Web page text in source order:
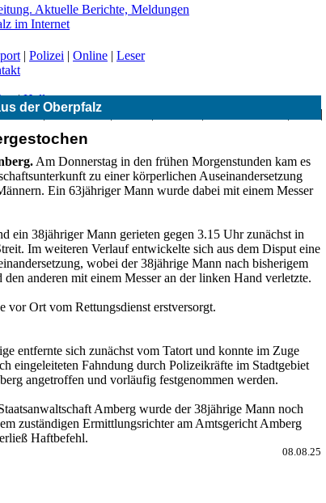
der Oberpfalz
Am Donnerstag in den frühen Morgenstunden kam es
zu einer körperlichen Auseinandersetzung
Ein 63jähriger Mann wurde dabei mit einem Messer
ein 38jähriger Mann gerieten gegen 3.15 Uhr zunächst in
Im weiteren Verlauf entwickelte sich aus dem Disput eine
wobei der 38jährige Mann nach bisherigem
den anderen mit einem Messer an der linken Hand verletzte.
vor Ort vom Rettungsdienst erstversorgt.
entfernte sich zunächst vom Tatort und konnte im Zuge
eingeleiteten Fahndung durch Polizeikräfte im Stadtgebiet
angetroffen und vorläufig festgenommen werden.
Amberg wurde der 38jährige Mann noch
zuständigen Ermittlungsrichter am Amtsgericht Amberg
Haftbefehl.
08.08.25
| Polizei | Online | Leser
|Hallo
|Gesundheit |